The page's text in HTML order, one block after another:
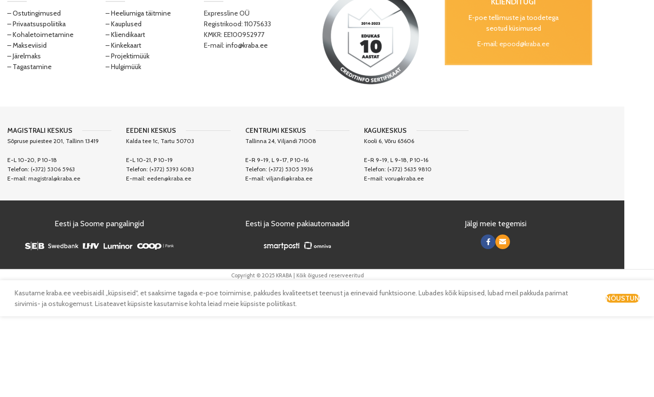
– Ostutingimused
– Privaatsuspoliitika
– Kohaletoimetamine
– Makseviisid
– Järelmaks
– Tagastamine
– Heeliumiga täitmine
– Kauplused
– Kliendikaart
– Kinkekaart
– Projektimüük
– Hulgimüük
Expressline OÜ
Registrikood: 11075633
KMKR: EE100952977
E-mail: info@kraba.ee
E-poe tellimuste ja toodetega
seotud küsimused
E-mail: epood@kraba.ee
MAGISTRALI KESKUS
Sõpruse puiestee 201, Tallinn 13419
E-L 10-20, P 10-18
Telefon: (+372) 5306 5963
E-mail: magistral@kraba.ee
EEDENI KESKUS
Kalda tee 1c, Tartu 50703
E-L 10-21, P 10-19
Telefon: (+372) 5393 6083
E-mail: eeden@kraba.ee
CENTRUMI KESKUS
Tallinna 24, Viljandi 71008
E-R 9-19, L 9-17, P 10-16
Telefon: (+372) 5305 3936
E-mail: viljandi@kraba.ee
KAGUKESKUS
Kooli 6, Võru 65606
E-R 9-19, L 9-18, P 10-16
Telefon: (+372) 5635 9810
E-mail:voru@kraba.ee
Eesti ja Soome pangalingid Eesti ja Soome pakiautomaadid Jälgi meie tegemisi
Copyright © 2025 KRABA | Kõik õigused reserveeritud
Kasutame kraba.ee veebisaidil „küpsiseid“, et saaksime tagada e-poe toimimise, pakkudes kvaliteetset teenust ja erinevaid funktsioone. Lubades kõik küpsised, lubad meil pakkuda parimat
sirvimis- ja ostukogemust. Lisateavet küpsiste kasutamise kohta leiad meie küpsiste poliitikast.
NÕUSTUN